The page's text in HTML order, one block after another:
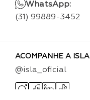
WhatsApp:
(31) 99889-3452
ACOMPANHE A ISLA
@isla_oficial